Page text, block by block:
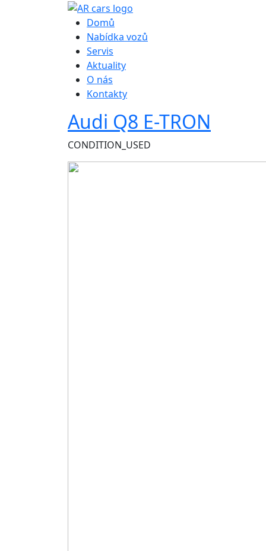
Hlavní navigace
Domů
Nabídka vozů
Servis
Aktuality
O nás
Kontakty
Audi Q8 E-TRON
CONDITION_USED
Obrázek